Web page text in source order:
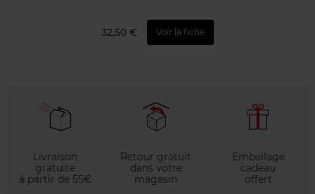
32,50 € Voir la fiche
Livraison
gratuite
à partir de 55€
Retour gratuit
dans votre
magasin
Emballage
cadeau
offert